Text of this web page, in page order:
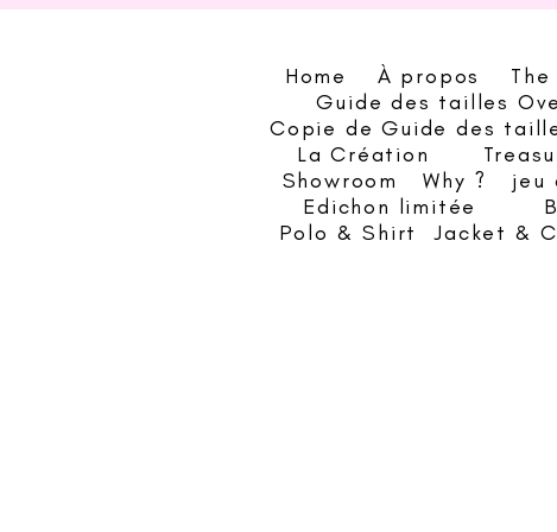
Home À propos
Guide des tailles
Copie de Guide des
La Création
Showroom
Why ?
jeu
Edichon limitée
Polo & Shirt
Jacket &